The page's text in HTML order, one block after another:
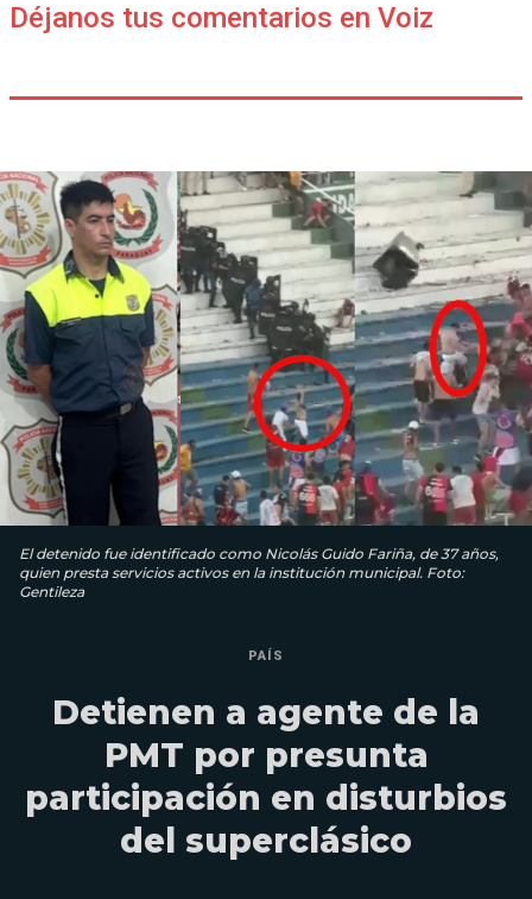
Déjanos tus comentarios en Voiz
El detenido fue identificado como Nicolás Guido Fariña, de 37 años,
quien presta servicios activos en la institución municipal. Foto:
Gentileza
PAÍS
Detienen a agente de la
PMT por presunta
participación en disturbios
del superclásico